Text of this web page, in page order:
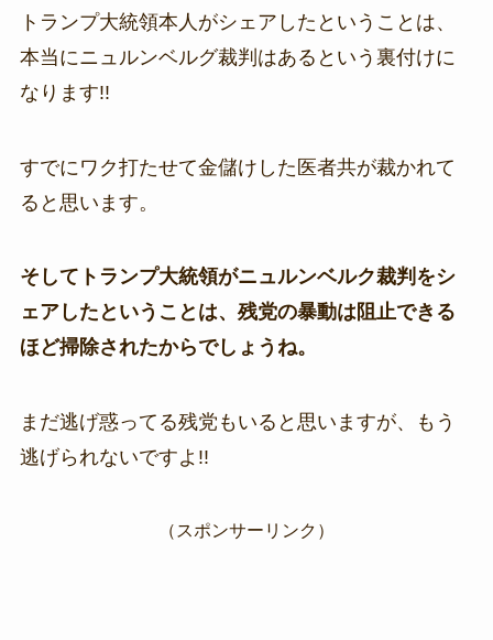
トランプ大統領本人がシェアしたということは、
本当にニュルンベルグ裁判はあるという裏付けに
なります!!
すでにワク打たせて金儲けした医者共が裁かれて
ると思います。
そしてトランプ大統領がニュルンベルク裁判をシ
ェアしたということは、残党の暴動は阻止できる
ほど掃除されたからでしょうね。
まだ逃げ惑ってる残党もいると思いますが、もう
逃げられないですよ!!
（スポンサーリンク）